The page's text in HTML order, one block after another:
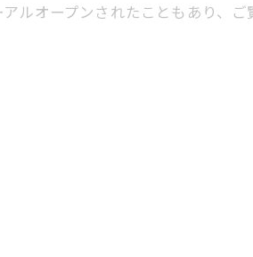
ルオープンされたこともあり、